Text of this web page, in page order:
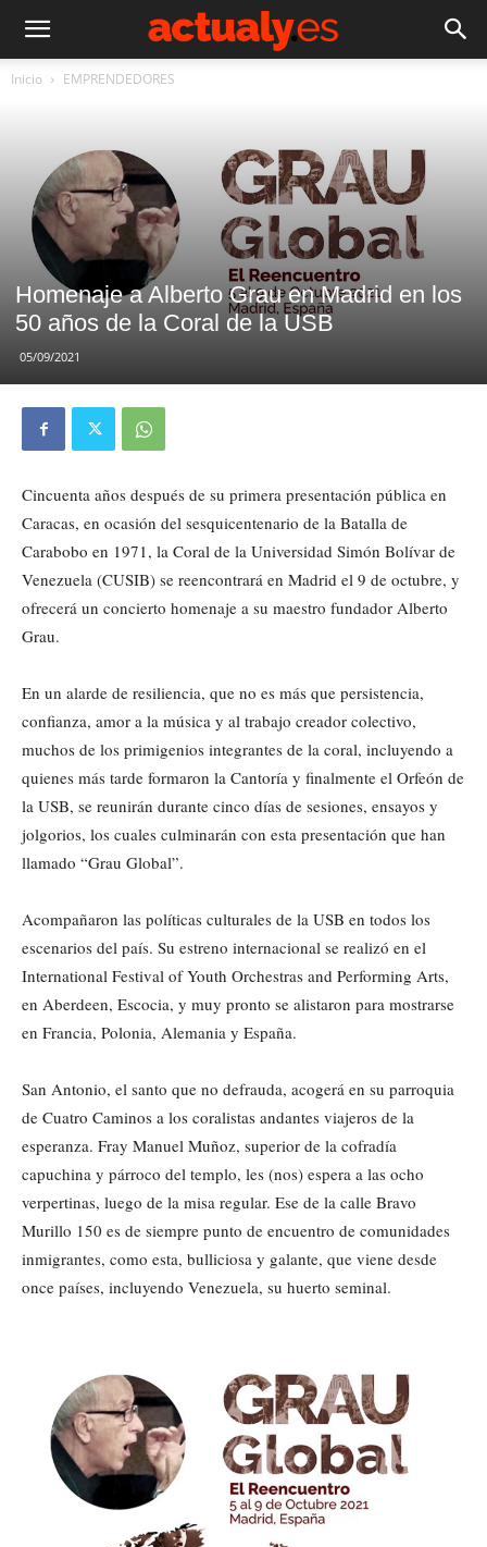
Inicio EMPRENDEDORES
Homenaje a Alberto Grau en Madrid en los
50 años de la Coral de la USB
05/09/2021
Cincuenta años después de su primera presentación pública en
Caracas, en ocasión del sesquicentenario de la Batalla de
Carabobo en 1971, la Coral de la Universidad Simón Bolívar de
Venezuela (CUSIB) se reencontrará en Madrid el 9 de octubre, y
ofrecerá un concierto homenaje a su maestro fundador Alberto
Grau.
En un alarde de resiliencia, que no es más que persistencia,
confianza, amor a la música y al trabajo creador colectivo,
muchos de los primigenios integrantes de la coral, incluyendo a
quienes más tarde formaron la Cantoría y finalmente el Orfeón de
la USB, se reunirán durante cinco días de sesiones, ensayos y
jolgorios, los cuales culminarán con esta presentación que han
llamado “Grau Global”.
Acompañaron las políticas culturales de la USB en todos los
escenarios del país. Su estreno internacional se realizó en el
International Festival of Youth Orchestras and Performing Arts,
en Aberdeen, Escocia, y muy pronto se alistaron para mostrarse
en Francia, Polonia, Alemania y España.
San Antonio, el santo que no defrauda, acogerá en su parroquia
de Cuatro Caminos a los coralistas andantes viajeros de la
esperanza. Fray Manuel Muñoz, superior de la cofradía
capuchina y párroco del templo, les (nos) espera a las ocho
verpertinas, luego de la misa regular. Ese de la calle Bravo
Murillo 150 es de siempre punto de encuentro de comunidades
inmigrantes, como esta, bulliciosa y galante, que viene desde
once países, incluyendo Venezuela, su huerto seminal.